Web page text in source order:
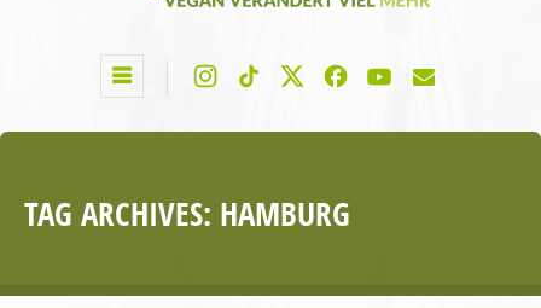
TAG ARCHIVES: HAMBURG